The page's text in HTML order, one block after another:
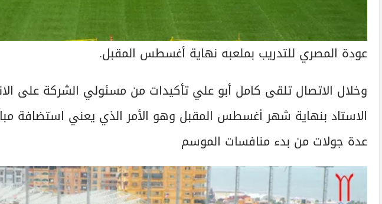
عودة المصري للتدريب بملعبه نهاية أغسطس المقبل.
وخلال الاتصال تلقى كامل أبو علي تأكيدات من مسئولي الشركة على
الاستاد بنهاية شهر أغسطس المقبل وهو الأمر الذي يعني استضافة
عدة جولات من بدء منافسات الموسم